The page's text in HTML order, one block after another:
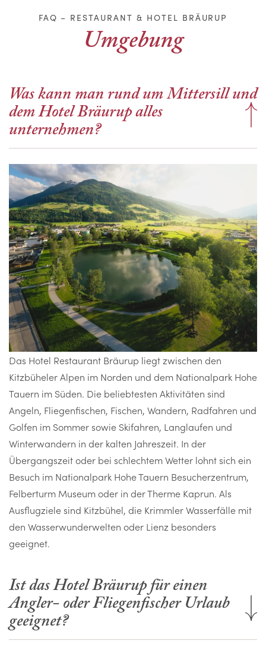
FAQ – RESTAURANT & HOTEL BRÄURUP
Umgebung
Was kann man rund um Mittersill und
dem Hotel Bräurup alles
unternehmen?
Das Hotel Restaurant Bräurup liegt zwischen den
Kitzbüheler Alpen im Norden und dem Nationalpark Hohe
Tauern im Süden. Die beliebtesten Aktivitäten sind
Angeln, Fliegenfischen, Fischen, Wandern, Radfahren und
Golfen im Sommer sowie Skifahren, Langlaufen und
Winterwandern in der kalten Jahreszeit. In der
Übergangszeit oder bei schlechtem Wetter lohnt sich ein
Besuch im Nationalpark Hohe Tauern Besucherzentrum,
Felberturm Museum oder in der Therme Kaprun. Als
Ausflugziele sind Kitzbühel, die Krimmler Wasserfälle mit
den Wasserwunderwelten oder Lienz besonders
geeignet.
Ist das Hotel Bräurup für einen
Angler- oder Fliegenfischer Urlaub
geeignet?